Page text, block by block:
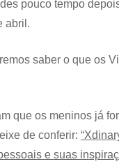
pouco tempo
abril.
saber o que os
que os meninos já
de conferir:
e suas